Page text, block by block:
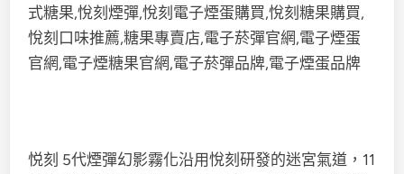
悦刻 5代煙彈幻影霧化沿用悅刻研發的迷宮氣道，11